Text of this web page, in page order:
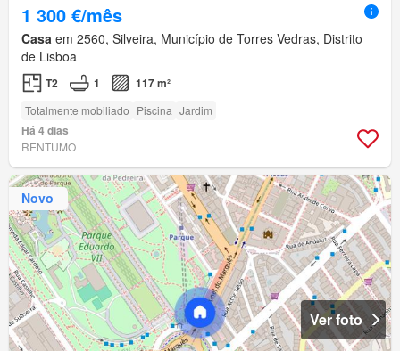
1 300 €/mês
Casa em 2560, Silveira, Município de Torres Vedras, Distrito
de Lisboa
T2 1 117 m²
Totalmente mobiliado Piscina Jardim
Há 4 dias
RENTUMO
Novo
Ver foto